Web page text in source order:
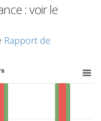
: voir le
Rapport de